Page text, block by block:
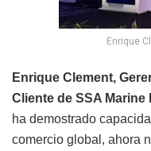
Enrique
Enrique Clement,
Cliente de SSA Marine
ha demostrado
comercio global, ahora